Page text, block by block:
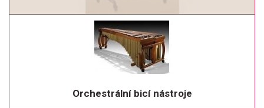
Orchestrální bicí nástroje